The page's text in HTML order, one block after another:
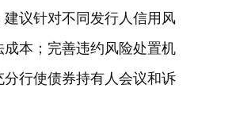
议针对不同发行人信用风
本；完善违约风险处置机
行使债券持有人会议和诉